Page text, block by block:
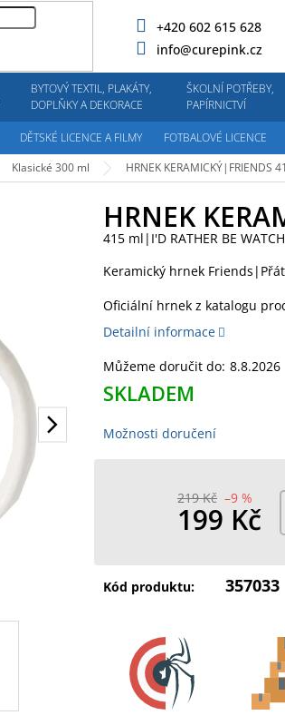
+420 602 615 628
info@curepink.cz
BYTOVÝ TEXTIL, PLAKÁTY,
DOPLŇKY A DEKORACE
ŠKOLNÍ POTŘEBY,
PAPÍRNICTVÍ
DĚTSKÉ LICENCE A FILMY FOTBALOVÉ LICENCE
Klasické 300 ml HRNEK KERAMICKÝ|FRIENDS
HRNEK
415 ml|I'D RATHER BE
Keramický hrnek
Oficiální hrnek z katalogu
Detailní informace
Můžeme doručit do: 8.8.2026
SKLADEM
Možnosti doručení
219 Kč –9 %
199 Kč
Kód produktu: 357033